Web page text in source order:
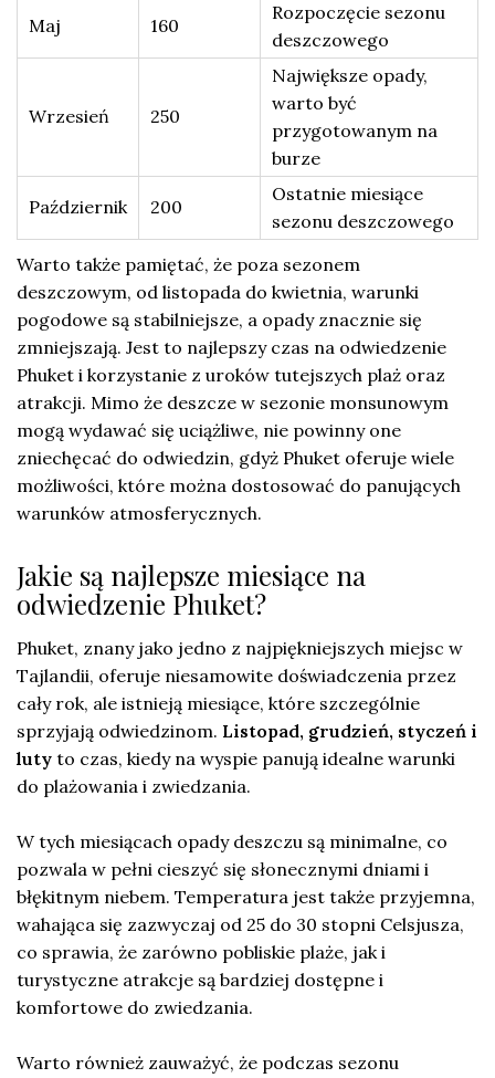
Maj 160
Rozpoczęcie sezonu
deszczowego
Wrzesień 250
Największe opady,
warto być
przygotowanym na
burze
Październik 200
Ostatnie miesiące
sezonu deszczowego
Warto także pamiętać, że poza sezonem
deszczowym, od listopada do kwietnia, warunki
pogodowe są stabilniejsze, a opady znacznie się
zmniejszają. Jest to najlepszy czas na odwiedzenie
Phuket i korzystanie z uroków tutejszych plaż oraz
atrakcji. Mimo że deszcze w sezonie monsunowym
mogą wydawać się uciążliwe, nie powinny one
zniechęcać do odwiedzin, gdyż Phuket oferuje wiele
możliwości, które można dostosować do panujących
warunków atmosferycznych.
Jakie są najlepsze miesiące na
odwiedzenie Phuket?
Phuket, znany jako jedno z najpiękniejszych miejsc w
Tajlandii, oferuje niesamowite doświadczenia przez
cały rok, ale istnieją miesiące, które szczególnie
sprzyjają odwiedzinom. Listopad, grudzień, styczeń i
luty to czas, kiedy na wyspie panują idealne warunki
do plażowania i zwiedzania.
W tych miesiącach opady deszczu są minimalne, co
pozwala w pełni cieszyć się słonecznymi dniami i
błękitnym niebem. Temperatura jest także przyjemna,
wahająca się zazwyczaj od 25 do 30 stopni Celsjusza,
co sprawia, że zarówno pobliskie plaże, jak i
turystyczne atrakcje są bardziej dostępne i
komfortowe do zwiedzania.
Warto również zauważyć, że podczas sezonu